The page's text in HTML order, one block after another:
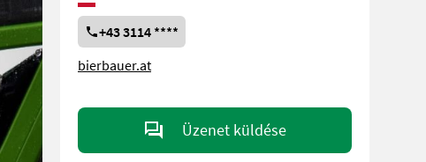
+43 3114 ****
bierbauer.at
Üzenet küldése